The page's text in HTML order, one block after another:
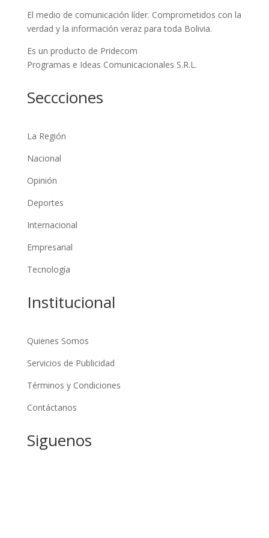
El medio de comunicación líder. Comprometidos con la
verdad y la información veraz para toda Bolivia.
Es un producto de Pridecom
Programas e Ideas Comunicacionales S.R.L.
Seccciones
La Región
Nacional
Opinión
Deportes
Internacional
Empresarial
Tecnología
Institucional
Quienes Somos
Servicios de Publicidad
Términos y Condiciones
Contáctanos
Siguenos